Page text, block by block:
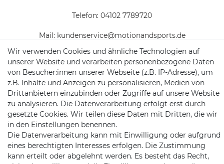
Telefon: 04102 7789720
Mail: kundenservice@motionandsports.de
Jochim-Klindt-Str. 5
22926 Ahrensburg
Schnellversand auf Facebook
Schnellversand auf Twitter
Schnellversand auf YouTube
Schnellversand auf
Schnellversand
Wir verwenden Cookies und ähnliche Technologien auf
unserer Website und verarbeiten personenbezogene Daten
von Besucher:innen unserer Webseite (z.B. IP-Adresse), um
z.B. Inhalte und Anzeigen zu personalisieren, Medien von
Drittanbietern einzubinden oder Zugriffe auf unsere Website
zu analysieren. Die Datenverarbeitung erfolgt erst durch
gesetzte Cookies. Wir teilen diese Daten mit Dritten, die wir
in den Einstellungen benennen.
Die Datenverarbeitung kann mit Einwilligung oder aufgrund
eines berechtigten Interesses erfolgen. Die Zustimmung
kann erteilt oder abgelehnt werden. Es besteht das Recht,